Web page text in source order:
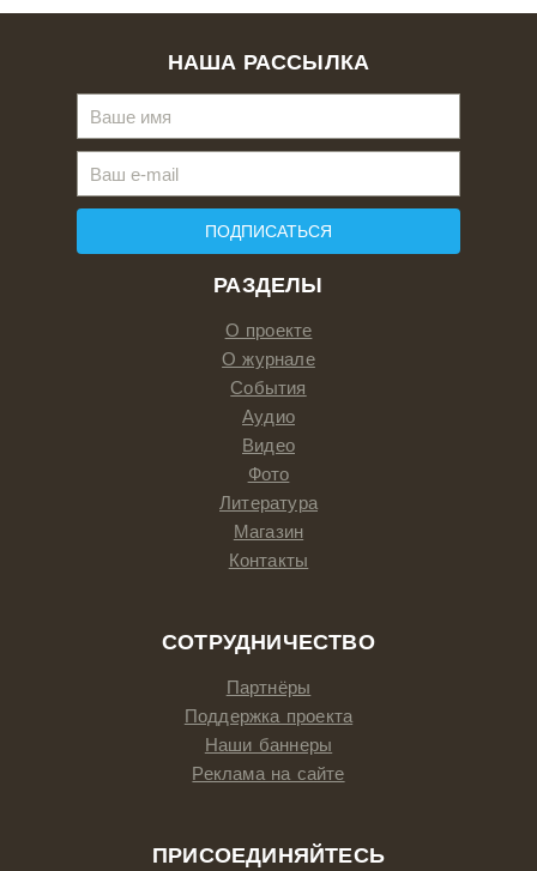
РАЗДЕЛЫ
О проекте
О журнале
События
Аудио
Видео
Фото
Литература
Магазин
Контакты
СОТРУДНИЧЕСТВО
Партнёры
Поддержка проекта
Наши баннеры
Реклама на сайте
ПРИСОЕДИНЯЙТЕСЬ
НАША РАССЫЛКА
ПОДПИСАТЬСЯ